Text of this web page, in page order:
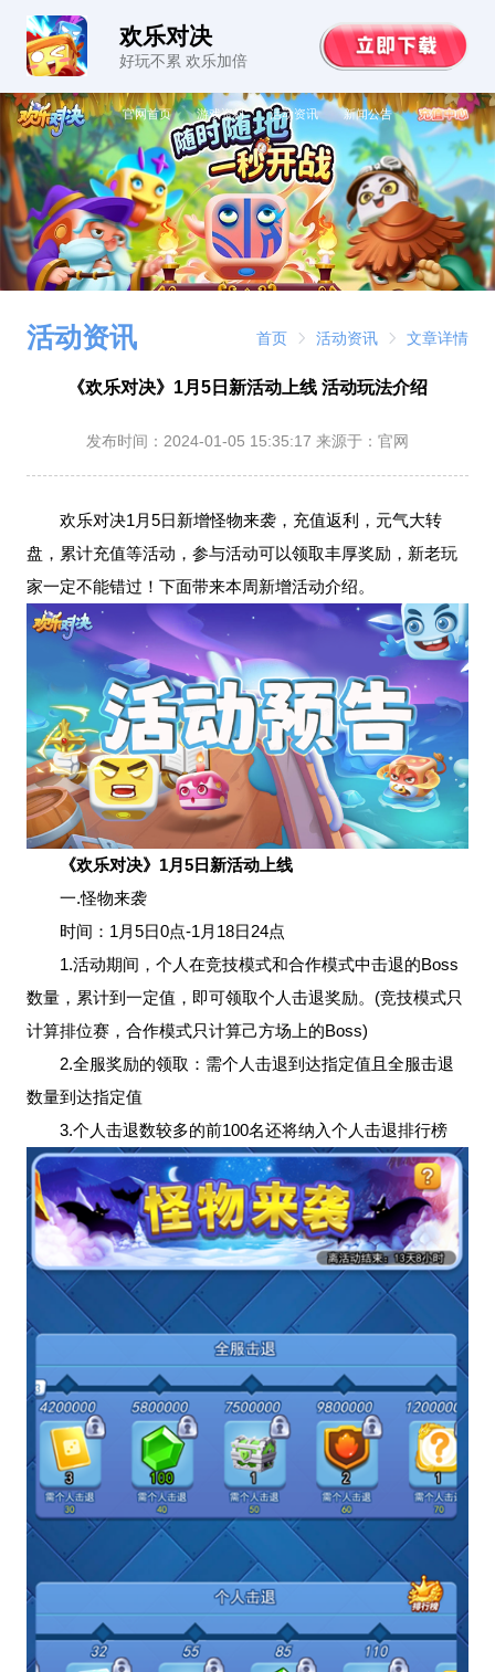
欢乐对决
好玩不累 欢乐加倍
官网首页 游戏资料 活动资讯 新闻公告
活动资讯 首页 活动资讯 文章详情
《欢乐对决》1月5日新活动上线 活动玩法介绍
发布时间： 2024-01-05 15:35:17 来源于：官网
欢乐对决1月5日新增怪物来袭，充值返利，元气大转
盘，累计充值等活动，参与活动可以领取丰厚奖励，新老玩
家一定不能错过！下面带来本周新增活动介绍。
《欢乐对决》1月5日新活动上线
一.怪物来袭
时间：1月5日0点-1月18日24点
1.活动期间，个人在竞技模式和合作模式中击退的Boss
数量，累计到一定值，即可领取个人击退奖励。(竞技模式只
计算排位赛，合作模式只计算己方场上的Boss)
2.全服奖励的领取：需个人击退到达指定值且全服击退
数量到达指定值
3.个人击退数较多的前100名还将纳入个人击退排行榜